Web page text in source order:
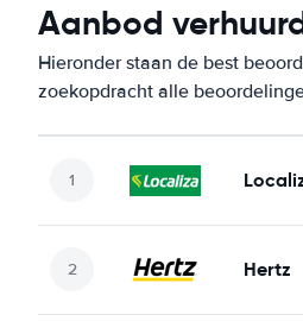
Aanbod
Hieronder staan de best
zoekopdracht alle
Hertz